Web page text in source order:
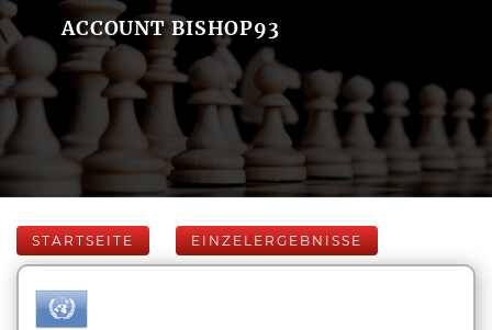
ACCOUNT BISHOP93
STARTSEITE EINZELERGEBNISSE